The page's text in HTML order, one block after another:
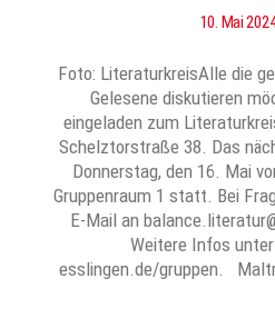
10. Mai
Foto: LiteraturkreisAlle die
Gelesene diskutieren
eingeladen zum
Schelztorstraße 38. Das
Donnerstag, den 16. Mai
Gruppenraum 1 statt. Bei
E-Mail an
Weitere Infos
esslingen.de/gruppen.